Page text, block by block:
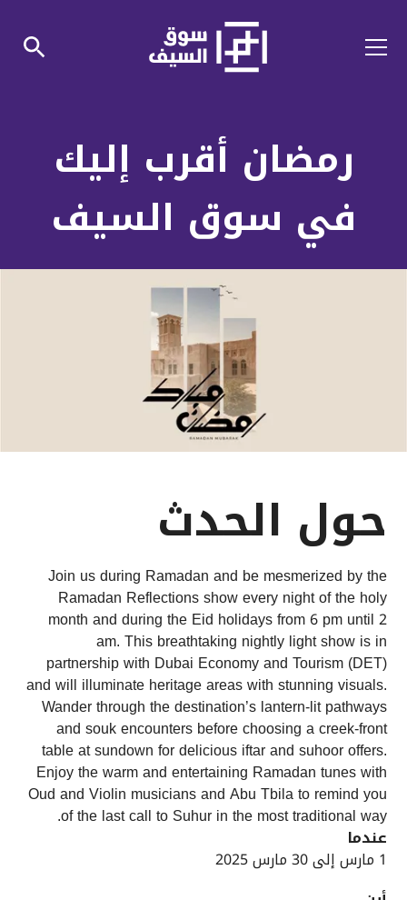
رمضان أقرب إليك
في سوق السيف
حول الحدث
Join us during Ramadan and be mesmerized by the
Ramadan Reflections show every night of the holy
month and during the Eid holidays from 6 pm until 2
am. This breathtaking nightly light show is in
partnership with Dubai Economy and Tourism (DET)
and will illuminate heritage areas with stunning visuals.
Wander through the destination’s lantern-lit pathways
and souk encounters before choosing a creek-front
table at sundown for delicious iftar and suhoor offers.
Enjoy the warm and entertaining Ramadan tunes with
Oud and Violin musicians and Abu Tbila to remind you
of the last call to Suhur in the most traditional way.
عندما
1 مارس إلى 30 مارس 2025